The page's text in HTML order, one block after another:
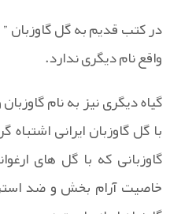
در کتب قدیم به گل گاوزبان ”
واقع نام دیگری ندارد.
گیاه دیگری نیز به نام
با گل گاوزبان ایرانی
گاوزبانی که با گل های
خاصیت آرام بخش و ضد